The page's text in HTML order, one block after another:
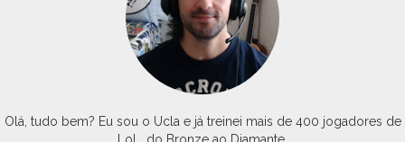
Olá, tudo bem? Eu sou o Ucla e já treinei mais de 400 jogadores de